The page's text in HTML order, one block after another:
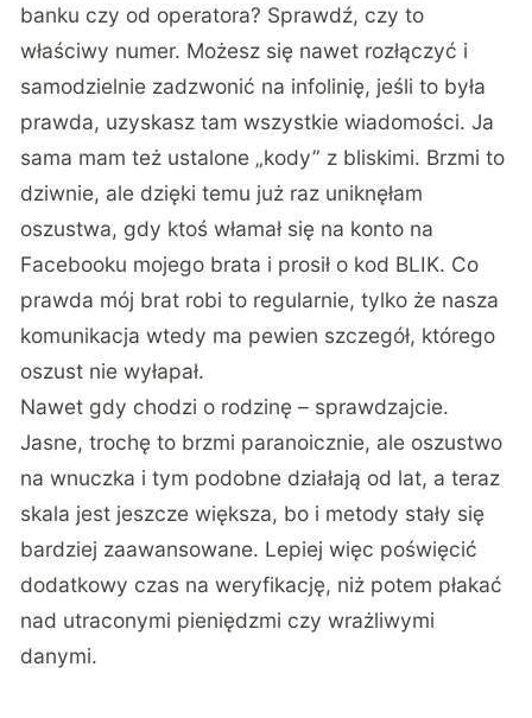
banku czy od operatora? Sprawdź, czy to
właściwy numer. Możesz się nawet rozłączyć i
samodzielnie zadzwonić na infolinię, jeśli to była
prawda, uzyskasz tam wszystkie wiadomości. Ja
sama mam też ustalone „kody” z bliskimi. Brzmi to
dziwnie, ale dzięki temu już raz uniknęłam
oszustwa, gdy ktoś włamał się na konto na
Facebooku mojego brata i prosił o kod BLIK. Co
prawda mój brat robi to regularnie, tylko że nasza
komunikacja wtedy ma pewien szczegół, którego
oszust nie wyłapał.
Nawet gdy chodzi o rodzinę – sprawdzajcie.
Jasne, trochę to brzmi paranoicznie, ale oszustwo
na wnuczka i tym podobne działają od lat, a teraz
skala jest jeszcze większa, bo i metody stały się
bardziej zaawansowane. Lepiej więc poświęcić
dodatkowy czas na weryfikację, niż potem płakać
nad utraconymi pieniędzmi czy wrażliwymi
danymi.